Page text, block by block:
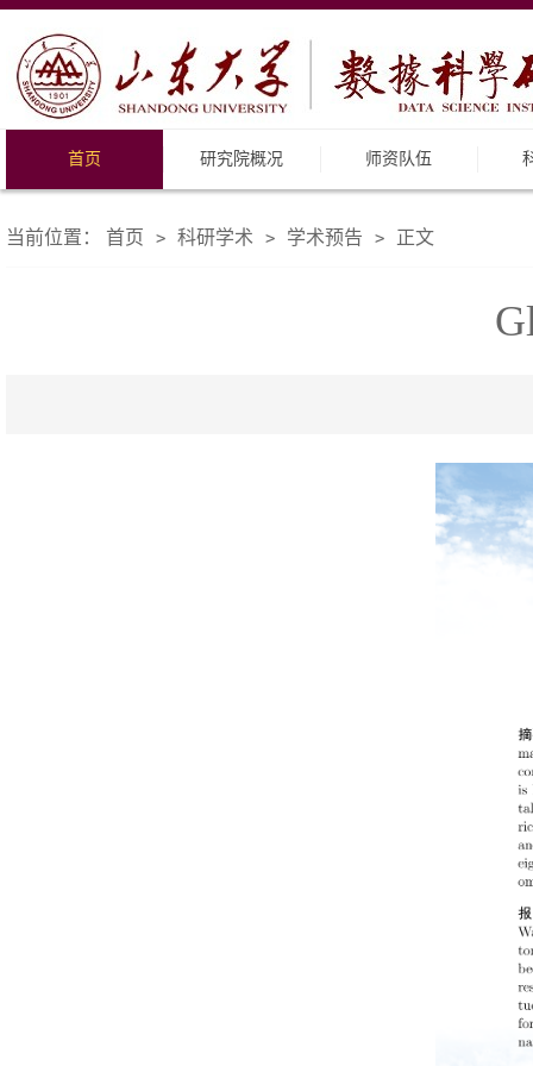
首页 研究院概况 师资队伍
当前位置： 首页 > 科研学术 > 学术预告 > 正文